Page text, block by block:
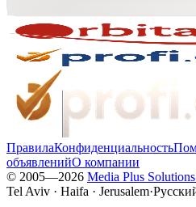
ПравилаКонфиденциальность
объявленийО компании
© 2005—2026 Media Plus
Tel Aviv · Haifa · Jerusalem·